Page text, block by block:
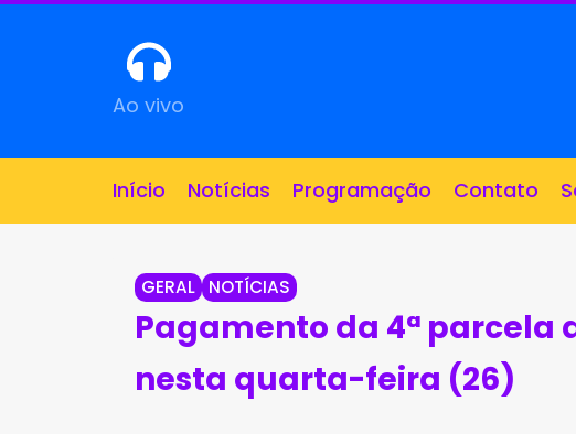
Ao vivo
Início Notícias Programação Contato
GERAL NOTÍCIAS
Pagamento da 4ª
nesta quarta-feira (26)